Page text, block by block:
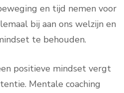
en tijd nemen voor
bij aan ons welzijn en
te behouden.
positieve mindset vergt
Mentale coaching